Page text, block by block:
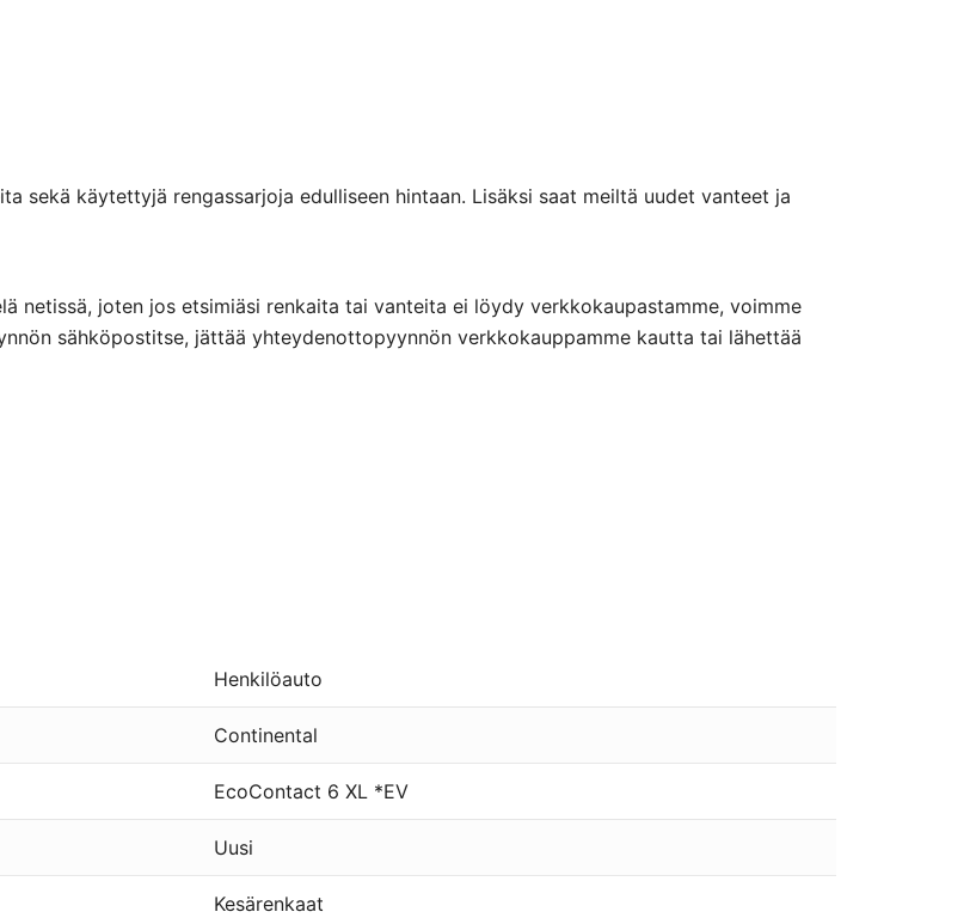
sekä käytettyjä rengassarjoja edulliseen hintaan. Lisäksi saat meiltä uudet vanteet ja
netissä, joten jos etsimiäsi renkaita tai vanteita ei löydy verkkokaupastamme, voimme
sähköpostitse, jättää yhteydenottopyynnön verkkokauppamme kautta tai lähettää
Henkilöauto
Continental
EcoContact 6 XL *EV
Uusi
Kesärenkaat